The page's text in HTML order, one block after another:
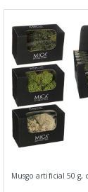
Musgo artificial 50 g,